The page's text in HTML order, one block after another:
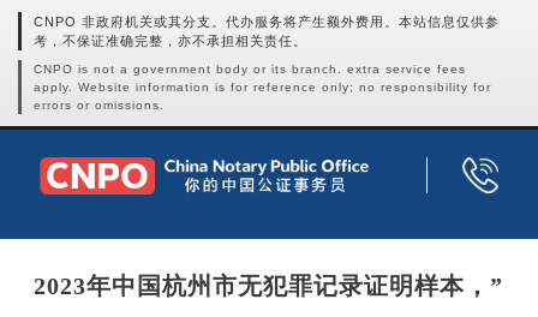
CNPO 非政府机关或其分支。代办服务将产生额外费用。本站信息仅供参
考，不保证准确完整，亦不承担相关责任。
CNPO is not a government body or its branch. extra service fees
apply. Website information is for reference only; no responsibility for
errors or omissions.
2023年中国杭州市无犯罪记录证明样本，”